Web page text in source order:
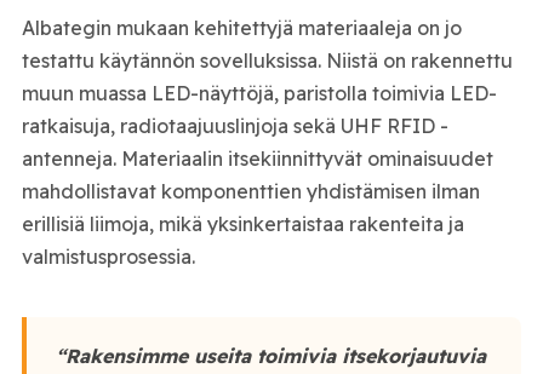
Albategin mukaan kehitettyjä materiaaleja on jo
testattu käytännön sovelluksissa. Niistä on rakennettu
muun muassa LED-näyttöjä, paristolla toimivia LED-
ratkaisuja, radiotaajuuslinjoja sekä UHF RFID -
antenneja. Materiaalin itsekiinnittyvät ominaisuudet
mahdollistavat komponenttien yhdistämisen ilman
erillisiä liimoja, mikä yksinkertaistaa rakenteita ja
valmistusprosessia.
“Rakensimme useita toimivia itsekorjautuvia